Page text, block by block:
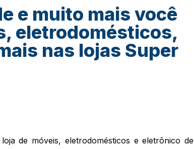
e muito mais você
eletrodomésticos,
nas lojas Super
de móveis, eletrodomésticos e eletrônico de